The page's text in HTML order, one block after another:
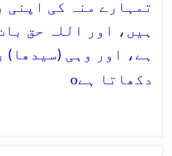
تمہارے منہ کی اپنی
ہیں، اور اللہ حق
ہے، اور وہی (سیدھا)
دکھاتا ہےo